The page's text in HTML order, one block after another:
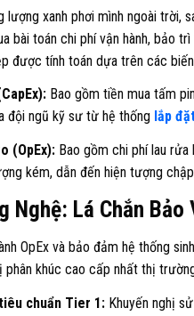
xanh phơi mình ngoài trời,
bài toán chi phí vận hành, bảo
được tính toán dựa trên các
Bao gồm tiền mua tấm
đội ngũ kỹ sư từ hệ thống lắp
(OpEx):Bao gồm chi phí lau rửa
kém, dẫn đến hiện tượng
Nghệ: Lá Chắn Bảo
OpEx và bảo đảm hệ thống
khúc cao cấp nhất thị
chuẩn Tier 1:Khuyến nghị